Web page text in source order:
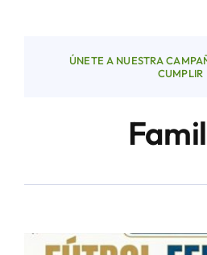
Buscar:ÚNETE A NUESTRA
CUMPLIR